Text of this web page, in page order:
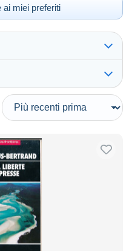
ai miei preferiti